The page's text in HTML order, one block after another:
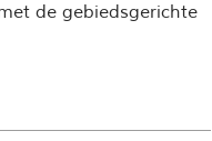
de gebiedsgerichte